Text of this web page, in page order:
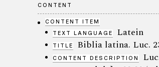
CONTENT
CONTENT ITEM
TEXT LANGUAGE
Latein
TITLE Biblia latina. Luc.
CONTENT DESCRIPTION